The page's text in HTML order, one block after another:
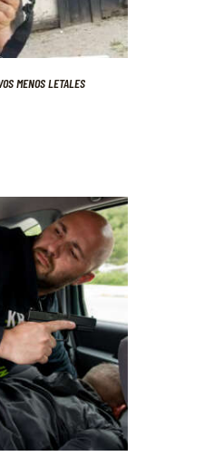
MENOS LETALES